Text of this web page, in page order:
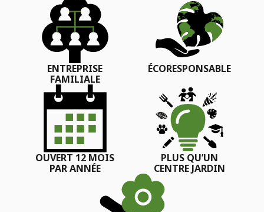
ENTREPRISE
FAMILIALE
ÉCORESPONSABLE
OUVERT 12 MOIS
PAR ANNÉE
PLUS QU’UN
CENTRE JARDIN